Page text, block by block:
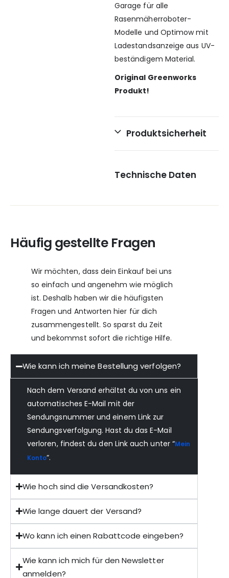
Garage für alle
Rasenmäherroboter-
Modelle und Optimow mit
Ladestandsanzeige aus UV-
beständigem Material.
Original Greenworks
Produkt!
Produktsicherheit
Technische Daten
Häufig gestellte Fragen
Wir möchten, dass dein Einkauf bei uns
so einfach und angenehm wie möglich
ist. Deshalb haben wir die häufigsten
Fragen und Antworten hier für dich
zusammengestellt. So sparst du Zeit
und bekommst sofort die richtige Hilfe.
Wie kann ich meine Bestellung verfolgen?
Nach dem Versand erhältst du von uns ein
automatisches E-Mail mit der
Sendungsnummer und einem Link zur
Sendungsverfolgung. Hast du das E-Mail
verloren, findest du den Link auch unter “Mein
Konto“.
Wie hoch sind die Versandkosten?
Wie lange dauert der Versand?
Wo kann ich einen Rabattcode eingeben?
Wie kann ich mich für den Newsletter
anmelden?